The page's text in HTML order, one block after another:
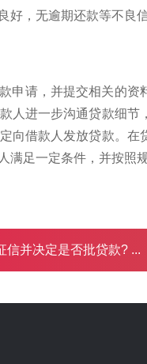
好，无逾期还款等不良信
申请，并提交相关的
人进一步沟通贷款细
向借款人发放贷款。
满足一定条件，并按照
信并决定是否批贷款? ...‌